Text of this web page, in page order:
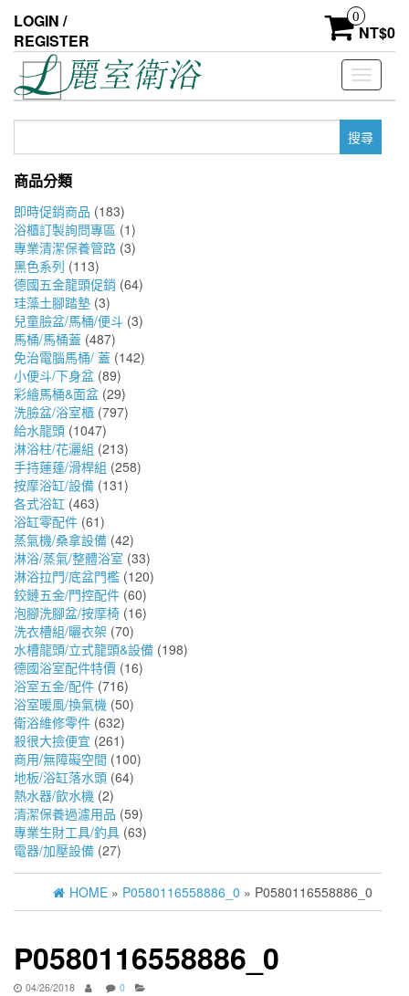
the
content
LOGIN /
REGISTER
0
NT$0
Toggle
鍵
商品分類
即時促銷商品 (183)
浴櫃訂製詢問專區 (1)
專業清潔保養管路 (3)
黑色系列 (113)
德國五金龍頭促銷 (64)
珪藻土腳踏墊 (3)
兒童臉盆/馬桶/便斗 (3)
馬桶/馬桶蓋 (487)
免治電腦馬桶/ 蓋 (142)
小便斗/下身盆 (89)
彩繪馬桶&面盆 (29)
洗臉盆/浴室櫃 (797)
給水龍頭 (1047)
淋浴柱/花灑組 (213)
手持蓮蓬/滑桿組 (258)
按摩浴缸/設備 (131)
各式浴缸 (463)
浴缸零配件 (61)
蒸氣機/桑拿設備 (42)
淋浴/蒸氣/整體浴室 (33)
淋浴拉門/底盆門檻 (120)
鉸鏈五金/門控配件 (60)
泡腳洗腳盆/按摩椅 (16)
洗衣槽組/曬衣架 (70)
水槽龍頭/立式龍頭&設備 (198)
德國浴室配件特價 (16)
浴室五金/配件 (716)
浴室暖風/換氣機 (50)
衛浴維修零件 (632)
殺很大撿便宜 (261)
商用/無障礙空間 (100)
地板/浴缸落水頭 (64)
熱水器/飲水機 (2)
清潔保養過濾用品 (59)
專業生財工具/釣具 (63)
電器/加壓設備 (27)
HOME » P0580116558886_0 » P0580116558886_0
P0580116558886_0
04/26/2018 0